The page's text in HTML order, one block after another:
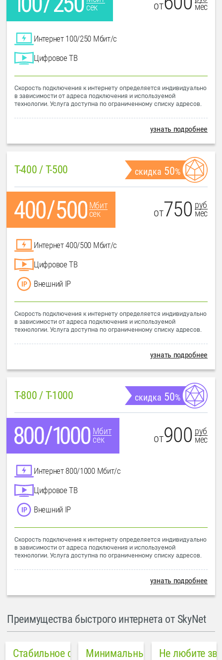
сек
от
мес
Интернет 100/250 Мбит/с
Цифровое ТВ
Скорость подключения к интернету определяется индивидуально
в зависимости от адреса подключения и используемой
технологии. Услуга доступна по ограниченному списку адресов.
узнать подробнее
T-400 / T-500 скидка 50%
Мбит
сек
от750 руб
мес
Интернет 400/500 Мбит/с
Цифровое ТВ
Внешний IP
Скорость подключения к интернету определяется индивидуально
в зависимости от адреса подключения и используемой
технологии. Услуга доступна по ограниченному списку адресов.
узнать подробнее
T-800 / T-1000 скидка 50%
Мбит
сек
от900 руб
мес
Интернет 800/1000 Мбит/с
Цифровое ТВ
Внешний IP
Скорость подключения к интернету определяется индивидуально
в зависимости от адреса подключения и используемой
технологии. Услуга доступна по ограниченному списку адресов.
узнать подробнее
Преимущества быстрого интернета от SkyNet
Стабильное соединениеМинимальный пинг в городе
Не любите